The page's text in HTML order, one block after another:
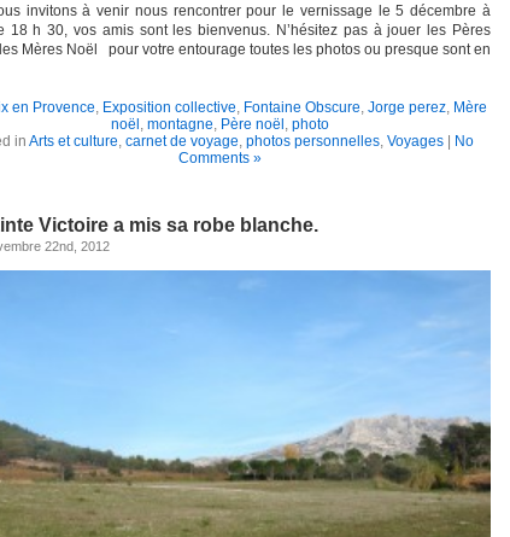
invitons à venir nous rencontrer pour le vernissage le 5 décembre à
18 h 30, vos amis sont les bienvenus. N’hésitez pas à jouer les Pères
Mères Noël pour votre entourage toutes les photos ou presque sont en
en Provence Exposition collective Fontaine Obscure Jorge perez, Mère
noël montagne Père noël photo
in Arts et culture carnet de voyage photos personnelles Voyages | No
Comments »
Victoire a mis sa robe blanche.
22nd, 2012